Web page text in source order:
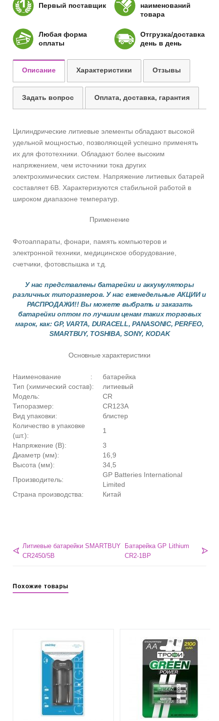
Первый поставщик
наименований
товара
Любая форма
оплаты
Отгрузка/доставка
день в день
Описание Характеристики Отзывы
Задать вопрос Оплата, доставка, гарантия
Цилиндрические литиевые элементы обладают высокой
удельной мощностью, позволяющей успешно применять
их для фототехники. Обладают более высоким
напряжением, чем источники тока других
электрохимических систем. Напряжение литиевых батарей
составляет 6В. Характеризуются стабильной работой в
широком диапазоне температур.
Применение
Фотоаппараты, фонари, память компьютеров и
электронной техники, медицинское оборудование,
счетчики, фотовспышка и т.д.
У нас представлены батарейки и аккумуляторы
различных типоразмеров. У нас еженедельные АКЦИИ и
РАСПРОДАЖИ!! Вы можете выбрать и заказать
батарейки оптом по лучшим ценам таких торговых
марок, как: GP, VARTA, DURACELL, PANASONIC, PERFEO,
SMARTBUY, TOSHIBA, SONY, KODAK
Основные характеристики
Наименование :
батарейка
Тип (химический состав):
литиевый
Модель:
CR
Типоразмер:
CR123A
Вид упаковки:
блистер
Количество в упаковке
(шт.):
1
Напряжение (В):
3
Диаметр (мм):
16,9
Высота (мм):
34,5
Производитель:
GP Batteries International
Limited
Страна производства:
Китай
Литиевые батарейки SMARTBUY
CR2450/5B
Батарейка GP Lithium
CR2-1BP
Похожие товары